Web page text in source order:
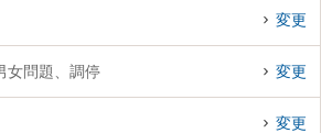
律事務所の中西 法貴弁護士、高知ロイヤルオーク法
『離婚調停のトラブル解決の実績豊富な近くの弁護
談無料で離婚調停を法律相談できる高知県内の弁護
でお困りの相談者さんにおすすめです。
変更
女問題、調停 変更
変更